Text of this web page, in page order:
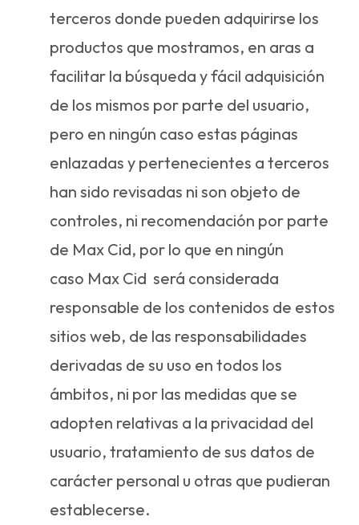
terceros donde pueden adquirirse los
productos que mostramos, en aras a
facilitar la búsqueda y fácil adquisición
de los mismos por parte del usuario,
pero en ningún caso estas páginas
enlazadas y pertenecientes a terceros
han sido revisadas ni son objeto de
controles, ni recomendación por parte
de Max Cid, por lo que en ningún
caso Max Cid será considerada
responsable de los contenidos de estos
sitios web, de las responsabilidades
derivadas de su uso en todos los
ámbitos, ni por las medidas que se
adopten relativas a la privacidad del
usuario, tratamiento de sus datos de
carácter personal u otras que pudieran
establecerse.